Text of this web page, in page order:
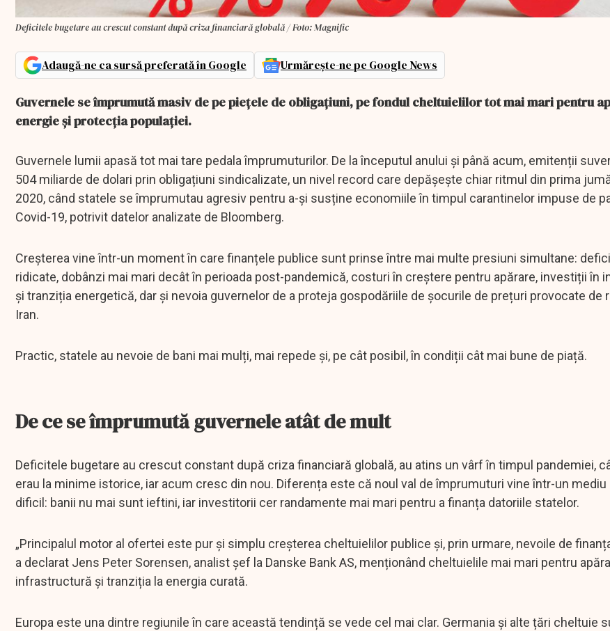
Deficitele bugetare au crescut constant după criza financiară globală / Foto: Magnific
Adaugă-ne ca sursă preferată în Google Urmărește-ne pe Google News
Guvernele se împrumută masiv de pe piețele de obligațiuni, pe fondul cheltuielilor tot mai mari pentru
energie și protecția populației.
Guvernele lumii apasă tot mai tare pedala împrumuturilor. De la începutul anului și până acum, emitenții
504 miliarde de dolari prin obligațiuni sindicalizate, un nivel record care depășește chiar ritmul din prima
2020, când statele se împrumutau agresiv pentru a-și susține economiile în timpul carantinelor impuse de
Covid-19, potrivit datelor analizate de Bloomberg.
Creșterea vine într-un moment în care finanțele publice sunt prinse între mai multe presiuni simultane:
ridicate, dobânzi mai mari decât în perioada post-pandemică, costuri în creștere pentru apărare, investiții în
și tranziția energetică, dar și nevoia guvernelor de a proteja gospodăriile de șocurile de prețuri provocate de
Iran.
Practic, statele au nevoie de bani mai mulți, mai repede și, pe cât posibil, în condiții cât mai bune de piață.
De ce se împrumută guvernele atât de mult
Deficitele bugetare au crescut constant după criza financiară globală, au atins un vârf în timpul pandemiei,
erau la minime istorice, iar acum cresc din nou. Diferența este că noul val de împrumuturi vine într-un mediu
dificil: banii nu mai sunt ieftini, iar investitorii cer randamente mai mari pentru a finanța datoriile statelor.
„Principalul motor al ofertei este pur și simplu creșterea cheltuielilor publice și, prin urmare, nevoile de
a declarat Jens Peter Sorensen, analist șef la Danske Bank AS, menționând cheltuielile mai mari pentru
infrastructură și tranziția la energia curată.
Europa este una dintre regiunile în care această tendință se vede cel mai clar. Germania și alte țări cheltuie